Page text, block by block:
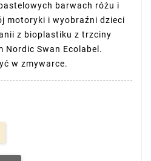
barwach różu i
motoryki i wyobraźni dzieci
z bioplastiku z trzciny
Nordic Swan Ecolabel.
w zmywarce.